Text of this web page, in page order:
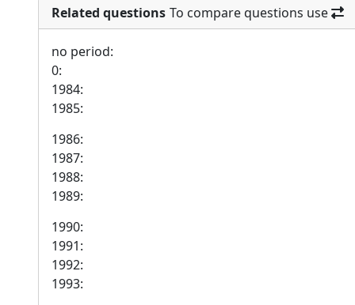
Related questions To compare questions use
no period:
0:
1984:
1985:
1986:
1987:
1988:
1989:
1990:
1991:
1992:
1993: